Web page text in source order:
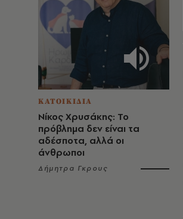
ΚΑΤΟΙΚΙΔΙΑ
Νίκος Χρυσάκης: Το
πρόβλημα δεν είναι τα
αδέσποτα, αλλά οι
άνθρωποι
Δήμητρα Γκρους